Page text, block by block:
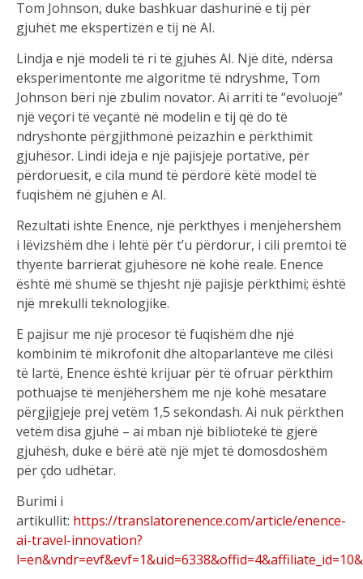
Tom Johnson, duke bashkuar dashurinë e tij për
gjuhët me ekspertizën e tij në AI.
Lindja e një modeli të ri të gjuhës AI. Një ditë, ndërsa
eksperimentonte me algoritme të ndryshme, Tom
Johnson bëri një zbulim novator. Ai arriti të “evoluojë”
një veçori të veçantë në modelin e tij që do të
ndryshonte përgjithmonë peizazhin e përkthimit
gjuhësor. Lindi ideja e një pajisjeje portative, për
përdoruesit, e cila mund të përdorë këtë model të
fuqishëm në gjuhën e AI.
Rezultati ishte Enence, një përkthyes i menjëhershëm
i lëvizshëm dhe i lehtë për t’u përdorur, i cili premtoi të
thyente barrierat gjuhësore në kohë reale. Enence
është më shumë se thjesht një pajisje përkthimi; është
një mrekulli teknologjike.
E pajisur me një procesor të fuqishëm dhe një
kombinim të mikrofonit dhe altoparlantëve me cilësi
të lartë, Enence është krijuar për të ofruar përkthim
pothuajse të menjëhershëm me një kohë mesatare
përgjigjeje prej vetëm 1,5 sekondash. Ai nuk përkthen
vetëm disa gjuhë – ai mban një bibliotekë të gjerë
gjuhësh, duke e bërë atë një mjet të domosdoshëm
për çdo udhëtar.
Burimi i
artikullit: https://translatorenence.com/article/enence-
ai-travel-innovation?